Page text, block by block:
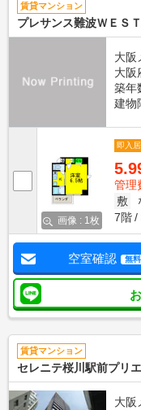
賃貸マンション
プレサンス難波ＷＥＳ
大阪
大阪
築年
建物
画像 : 1枚
即入居
管理
敷
7階
空室確認 無料
賃貸マンション
セレニテ桜川駅前プリエ
大阪